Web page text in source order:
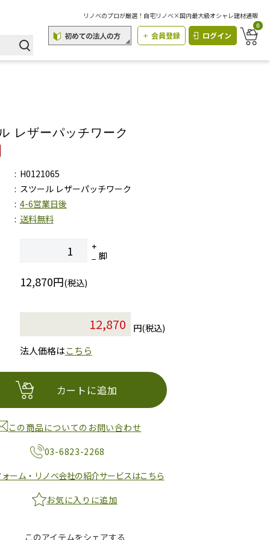
リノベのプロが厳選！自宅リノベ×国内最大級オシャレ建材通販
会員登録 ログイン
0
レザーパッチワーク
H0121065
スツール レザーパッチワーク
4-6営業日後
送料無料
脚
12,870円(税込)
円(税込)
法人価格はこちら
カートに追加
この商品についてのお問い合わせ
03-6823-2268
ーム・リノベ会社の紹介サービスはこちら
お気に入りに追加
このアイテムをシェアする